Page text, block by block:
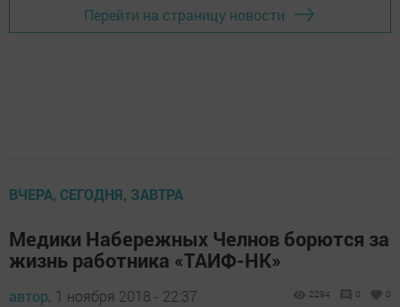
Перейти на страницу новости
ВЧЕРА, СЕГОДНЯ, ЗАВТРА
Медики Набережных Челнов борются за
жизнь работника «ТАИФ-НК»
автор, 1 ноября 2018 - 22:37 2294 0 0